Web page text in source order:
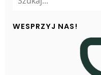
WESPRZYJ NAS!